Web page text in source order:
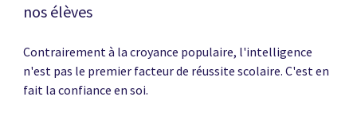
nos élèves
Contrairement à la croyance populaire, l'intelligence
n'est pas le premier facteur de réussite scolaire. C'est en
fait la confiance en soi.